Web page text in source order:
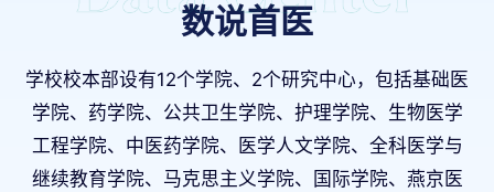
数说首医
学校校本部设有12个学院、2个研究中心，包括基础医
学院、药学院、公共卫生学院、护理学院、生物医学
工程学院、中医药学院、医学人文学院、全科医学与
继续教育学院、马克思主义学院、国际学院、燕京医